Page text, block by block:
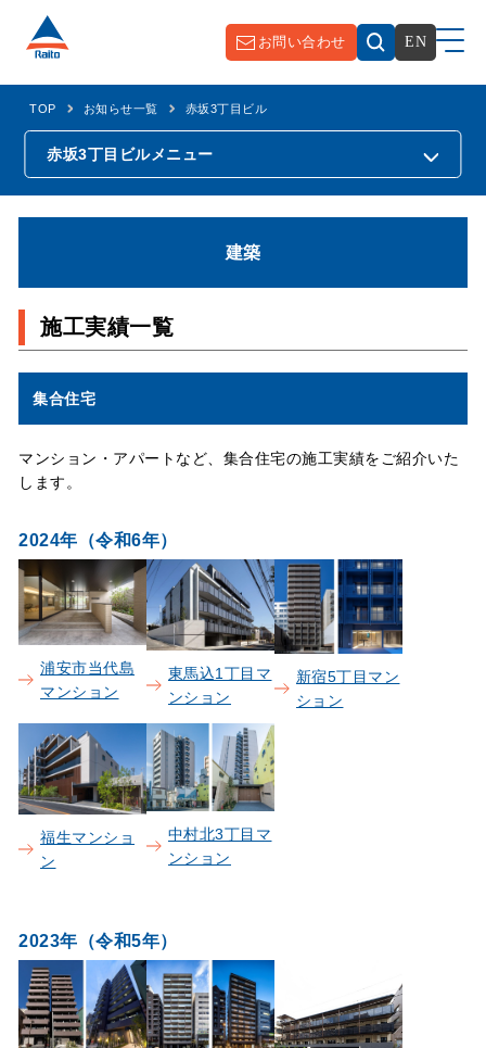
お問い合わせ EN
TOP お知らせ一覧 赤坂3丁目ビル
赤坂3丁目ビルメニュー
建築
施工実績一覧
集合住宅
マンション・アパートなど、集合住宅の施工実績をご紹介いた
します。
2024年（令和6年）
浦安市当代島
マンション
東馬込1丁目マ
ンション
新宿5丁目マン
ション
福生マンショ
ン
中村北3丁目マ
ンション
2023年（令和5年）